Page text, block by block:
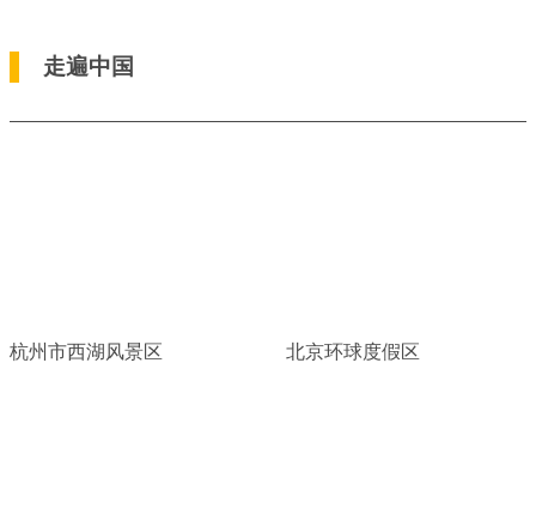
走遍中国
杭州市西湖风景区 北京环球度假区